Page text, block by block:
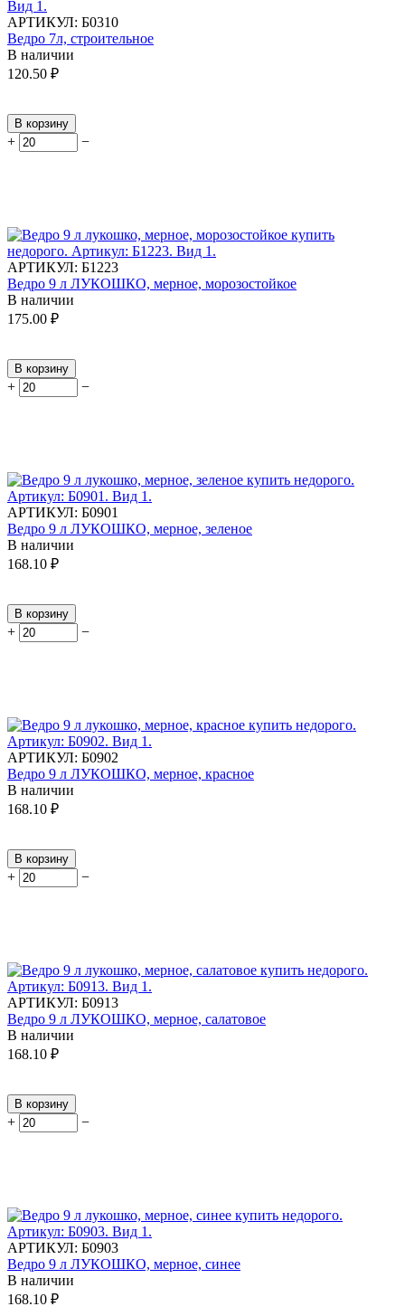
АРТИКУЛ: Б0310
Ведро 7л, строительное
В наличии
120.50 ₽
В корзину
+ −
АРТИКУЛ: Б1223
Ведро 9 л ЛУКОШКО, мерное, морозостойкое
В наличии
175.00 ₽
В корзину
+ −
АРТИКУЛ: Б0901
Ведро 9 л ЛУКОШКО, мерное, зеленое
В наличии
168.10 ₽
В корзину
+ −
АРТИКУЛ: Б0902
Ведро 9 л ЛУКОШКО, мерное, красное
В наличии
168.10 ₽
В корзину
+ −
АРТИКУЛ: Б0913
Ведро 9 л ЛУКОШКО, мерное, салатовое
В наличии
168.10 ₽
В корзину
+ −
АРТИКУЛ: Б0903
Ведро 9 л ЛУКОШКО, мерное, синее
В наличии
168.10 ₽